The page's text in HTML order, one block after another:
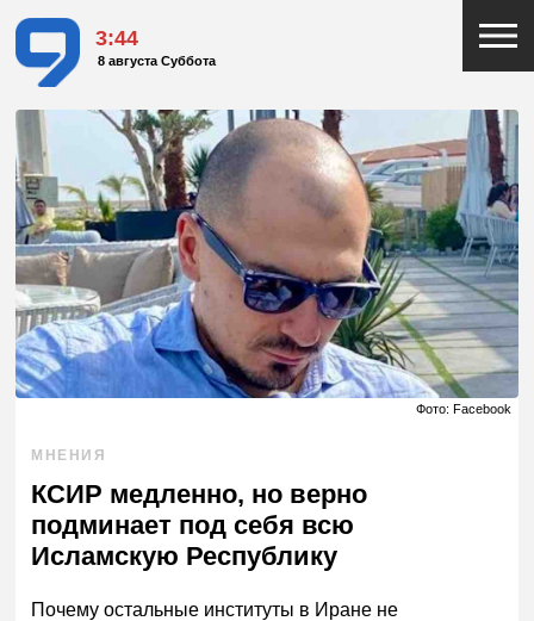
3:44
8 августа Суббота
Фото: Facebook
МНЕНИЯ
КСИР медленно, но верно
подминает под себя всю
Исламскую Республику
Почему остальные институты в Иране не